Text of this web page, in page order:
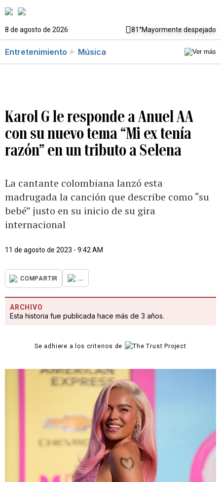
8 de agosto de 2026 81°Mayormente despejado
Entretenimiento Música
Karol G le responde a Anuel AA
con su nuevo tema “Mi ex tenía
razón” en un tributo a Selena
La cantante colombiana lanzó esta
madrugada la canción que describe como “su
bebé” justo en su inicio de su gira
internacional
11 de agosto de 2023 - 9:42 AM
COMPARTIR ...
ARCHIVO
Esta historia fue publicada hace más de 3 años.
Se adhiere a los criterios de